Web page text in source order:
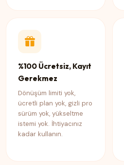
%100 Ücretsiz, Kayıt
Gerekmez
Dönüşüm limiti yok,
ücretli plan yok, gizli pro
sürüm yok, yükseltme
istemi yok. İhtiyacınız
kadar kullanın.